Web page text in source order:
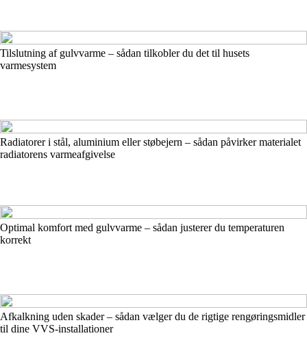
Tilslutning af gulvvarme – sådan tilkobler du det til husets
varmesystem
Radiatorer i stål, aluminium eller støbejern – sådan påvirker materialet
radiatorens varmeafgivelse
Optimal komfort med gulvvarme – sådan justerer du temperaturen
korrekt
Afkalkning uden skader – sådan vælger du de rigtige rengøringsmidler
til dine VVS-installationer